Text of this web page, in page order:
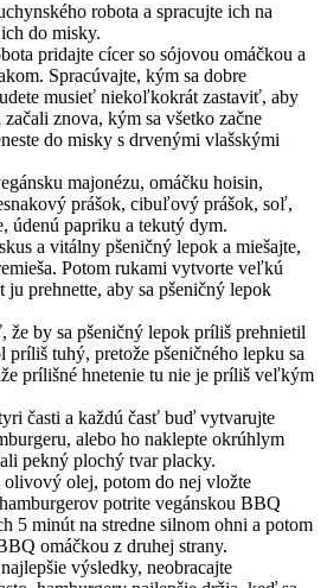
robota a spracujte ich na
do misky.
pridajte cícer so sójovou omáčkou a
Spracúvajte, kým sa dobre
musieť niekoľkokrát zastaviť, aby
znova, kým sa všetko začne
do misky s drvenými vlašskými
majonézu, omáčku hoisin,
prášok, cibuľový prášok, soľ,
údenú papriku a tekutý dym.
a vitálny pšeničný lepok a miešajte,
Potom rukami vytvorte veľkú
ju prehnette, aby sa pšeničný lepok
že by sa pšeničný lepok príliš prehnietil
príliš tuhý, pretože pšeničného lepku sa
prílišné hnetenie tu nie je príliš veľkým
časti a každú časť buď vytvarujte
alebo ho naklepte okrúhlym
pekný plochý tvar placky.
olej, potom do nej vložte
potrite vegánskou BBQ
5 minút na stredne silnom ohni a potom
omáčkou z druhej strany.
výsledky, neobracajte